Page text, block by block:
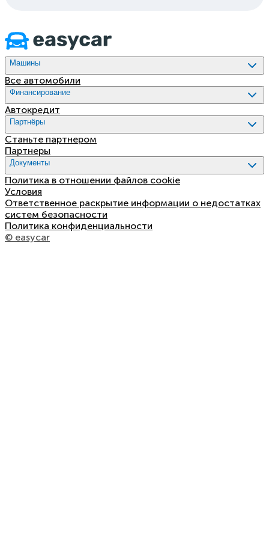
Машины
Все автомобили
Финансирование
Aвтокредит
Партнёры
Станьте партнером
Партнеры
Документы
Политика в отношении файлов cookie
Условия
Ответственное раскрытие информации о недостатках
систем безопасности
Политика конфиденциальности
© easycar